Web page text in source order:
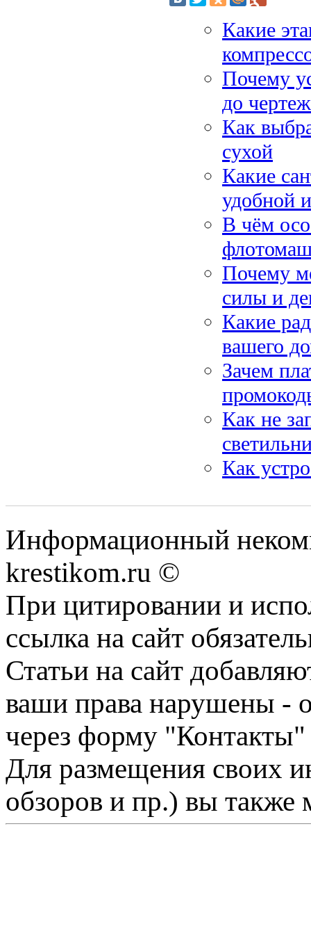
Какие
Почему
до
Как
сухой
Какие
удобной
В чём
Почему
силы и
Какие
вашего
Зачем
Как не
Как
Информационный
krestikom.ru ©
При цитировании и
ссылка на сайт
Статьи на сайт
ваши права нарушены -
через форму "Контакты"
Для размещения своих
обзоров и пр.) вы также